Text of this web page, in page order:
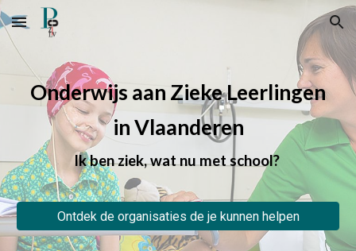
Skip to main content Skip to navigation
Onderwijs aan Zieke Leerlingen
in Vlaanderen
Ik ben ziek, wat nu met school?
Ontdek de organisaties de je kunnen helpen